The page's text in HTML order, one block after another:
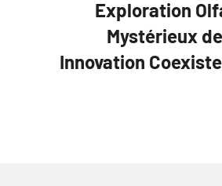
Exploration
Mystérieux
Innovation